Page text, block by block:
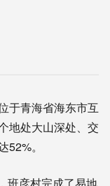
青海省海东市互
地处大山深处、交
。
彦村完成了易地